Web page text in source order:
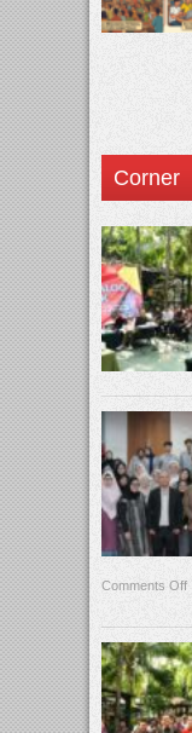
Corner
Comments Off